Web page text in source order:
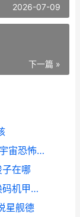
2026-07-09
下一篇 »
提前CQ9试玩《触手回春》Demo版：宇宙恐怖中的生死抉择 触控手游官网
在哪
咸鱼之王兑换码永久有效 咸鱼之王兑换码机甲吕布
星舰德